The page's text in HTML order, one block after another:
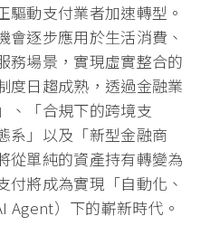
動支付業者加速轉型。
會逐步應用於生活消費、
務場景，實現虛實整合的
度日趨成熟，透過金融業
、「合規下的跨境支
系」以及「新型金融商
從單純的資產持有轉變為
付將成為實現「自動化、
Agent）下的嶄新時代。